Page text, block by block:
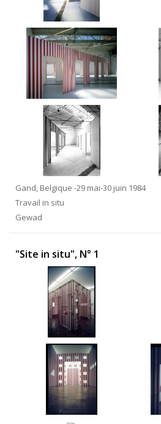
Gand, Belgique -29 mai-30 juin 1984
Travail in situ
Gewad
"Site in situ", N° 1